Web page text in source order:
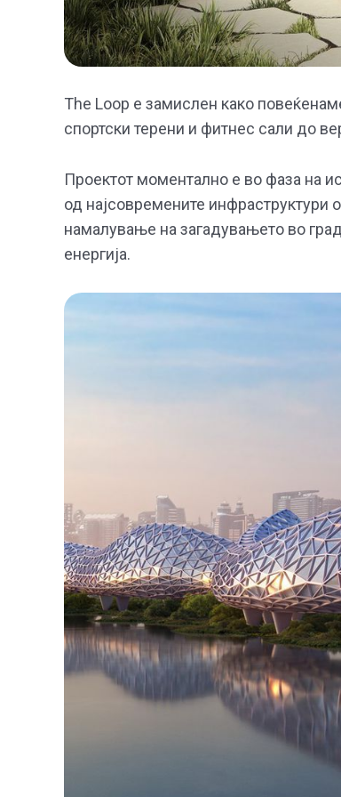
The Loop е замислен како
спортски терени и фитнес сали до
Проектот моментално е во фаза на
од најсовремените инфраструктури
намалување на загадувањето во
енергија.